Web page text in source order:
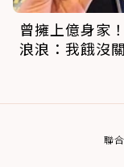
曾擁上億身家
浪浪：我餓沒
聯